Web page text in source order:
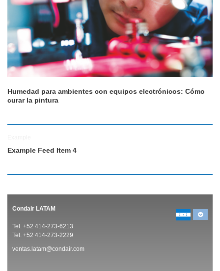
Humedad para ambientes con equipos electrónicos: Cómo
curar la pintura
Example Feed Item 4
Condair LATAM
Tel. +52 414-273-6213
Tel. +52 414-273-2229
ventas.latam@condair.com